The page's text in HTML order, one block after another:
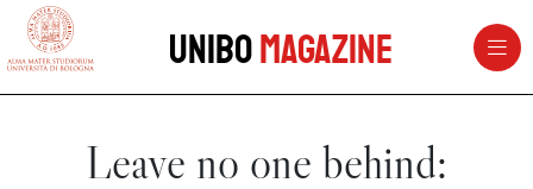
vai al contenuto della pagina
UniboMagazine
Leave no one behind: